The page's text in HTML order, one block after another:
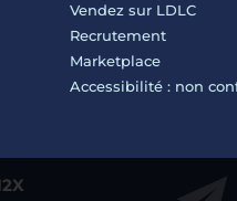
Vendez sur LDLC
Recrutement
Marketplace
Accessibilité : non